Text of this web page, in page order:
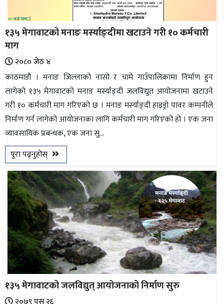
१३५ मेगावाटको मनाङ मर्स्याङ्दीमा खटाउने गरी १० कर्मचारी
माग
२०८० जेठ ४
काठमाडौं । मनाङ जिल्लाको नासो र चामे गाउँपालिकामा निर्माण हुन
लागेको १३५ मेगावाटको मनाङ मर्स्याङ्दी जलविद्युत आयोजनामा खटाउने
गरी १० कर्मचारी माग गरिएको छ । मनाङ मर्स्याङ्दी हाइड्रो पावर कम्पनीले
निर्माण गर्न लागेको आयोजनाका लागि कर्मचारी माग गरिएको हो । एक जना
व्यावसायिक प्रबन्धक, एक जना सु...
पुरा पढ्नुहोस्
१३५ मेगावाटको जलविद्युत् आयोजनाको निर्माण सुरु